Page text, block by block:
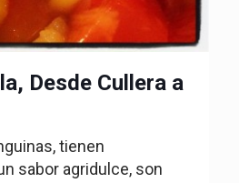
Desde Cullera a
tienen
sabor agridulce, son